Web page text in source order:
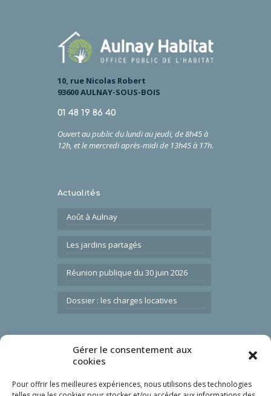
Gérer le consentement aux
cookies
Pour offrir les meilleures expériences, nous utilisons des technologies
10, rue Nicolas Robert
93600 AULNAY-SOUS-BOIS
01 48 19 86 40
Ouvert au public du lundi au jeudi, de 8h45 à
12h, etlemercredi après-midi de 13h45 à 17h.
Actualités
Août à Aulnay
Les jardins partagés
Réunion publique du 30 juin 2026
Dossier : les charges locatives
Liens utiles
Nous contacter